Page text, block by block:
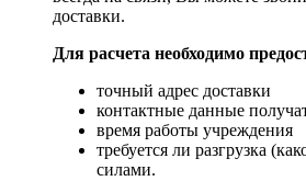
доставки.
Для расчета необходимо
точный адрес доставки
контактные данные
время работы учреждения
требуется ли разгрузка
силами.